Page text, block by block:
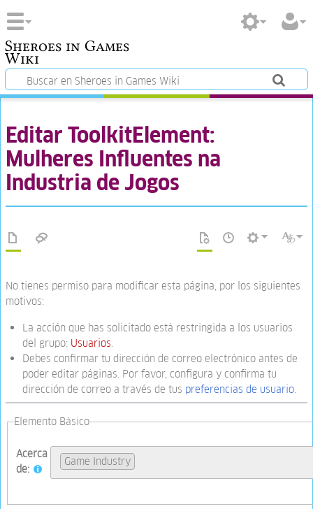
Sheroes in Games
Wiki
Editar ToolkitElement:
Mulheres Influentes na
Industria de Jogos
No tienes permiso para modificar esta página, por los siguientes
motivos:
La acción que has solicitado está restringida a los usuarios
del grupo: Usuarios
Debes confirmar tu dirección de correo electrónico antes de
poder editar páginas. Por favor, configura y confirma tu
dirección de correo a través de tus preferencias de usuario
Elemento Básico
Acerca
de:
Game Industry